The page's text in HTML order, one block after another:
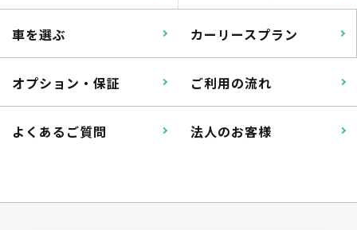
車を選ぶ カーリースプラン
オプション・保証 ご利用の流れ
よくあるご質問 法人のお客様